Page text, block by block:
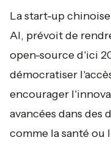
La start-up
AI, prévoit de
open-source d'ici
démocratiser
encourager
avancées dans
comme la santé ou